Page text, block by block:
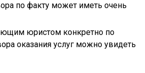
по факту может иметь очень
юристом конкретно по
оказания услуг можно увидеть